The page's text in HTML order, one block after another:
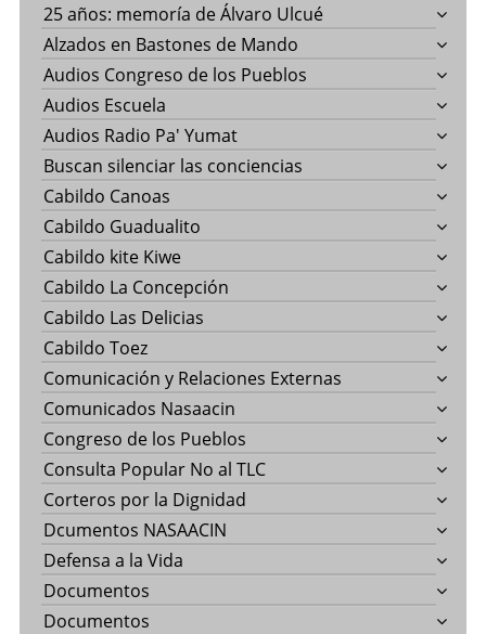
25 años: memoría de Álvaro Ulcué
Alzados en Bastones de Mando
Audios Congreso de los Pueblos
Audios Escuela
Audios Radio Pa' Yumat
Buscan silenciar las conciencias
Cabildo Canoas
Cabildo Guadualito
Cabildo kite Kiwe
Cabildo La Concepción
Cabildo Las Delicias
Cabildo Toez
Comunicación y Relaciones Externas
Comunicados Nasaacin
Congreso de los Pueblos
Consulta Popular No al TLC
Corteros por la Dignidad
Dcumentos NASAACIN
Defensa a la Vida
Documentos
Documentos